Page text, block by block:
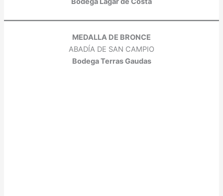
MEDALLA DE BRONCE
ABADÍA DE SAN CAMPIO
Bodega Terras Gaudas